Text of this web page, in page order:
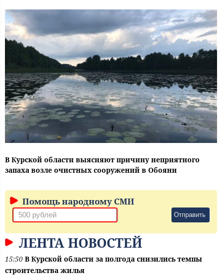
В Курской области выясняют причину неприятного
запаха возле очистных сооружений в Обояни
Помощь народному СМИ
Отправить
ЛЕНТА НОВОСТЕЙ
15:50 В Курской области за полгода снизились темпы
строительства жилья